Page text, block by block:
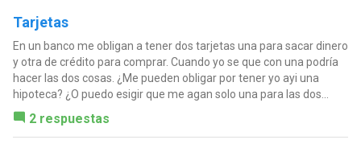
Tarjetas
En un banco me obligan a tener dos tarjetas una para sacar dinero
y otra de crédito para comprar. Cuando yo se que con una podría
hacer las dos cosas. ¿Me pueden obligar por tener yo ayi una
hipoteca? ¿O puedo esigir que me agan solo una para las dos...
2 respuestas